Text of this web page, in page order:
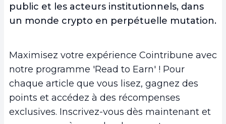
public et les acteurs institutionnels, dans
un monde crypto en perpétuelle mutation.
Maximisez votre expérience Cointribune avec
notre programme 'Read to Earn' ! Pour
chaque article que vous lisez, gagnez des
points et accédez à des récompenses
exclusives. Inscrivez-vous dès maintenant et